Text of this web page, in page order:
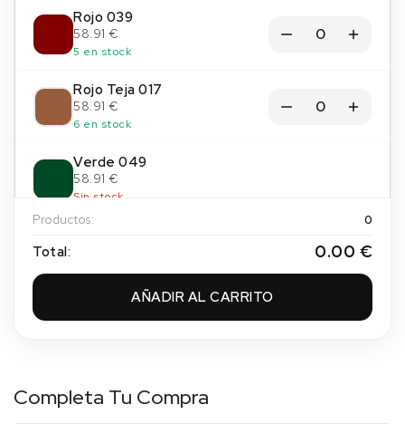
Rojo 039
58.91 €
5 en stock
Rojo Teja 017
58.91 €
6 en stock
Verde 049
58.91 €
Sin stock
Productos: 0
Total: 0.00 €
AÑADIR AL CARRITO
Completa Tu Compra